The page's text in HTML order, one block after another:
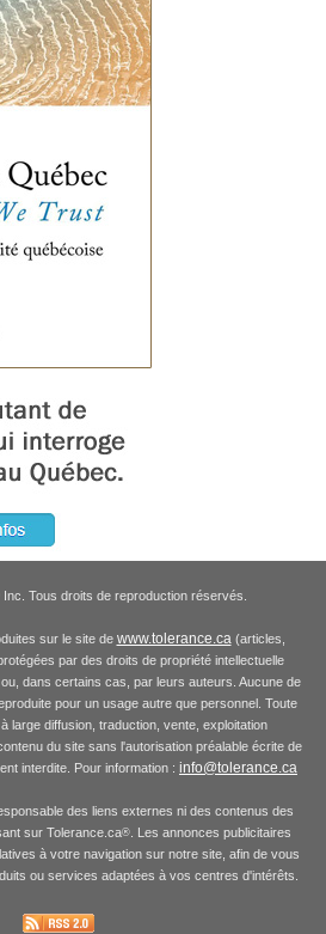
Inc. Tous droits de reproduction réservés.
sur le site de www.tolerance.ca(articles,
par des droits de propriété intellectuelle
ou, dans certains cas, par leurs auteurs. Aucune de
pour un usage autre que personnel. Toute
large diffusion, traduction, vente, exploitation
du site sans l'autorisation préalable écrite de
interdite. Pour information : info@tolerance.ca
des liens externes ni des contenus des
sur Tolerance.ca®. Les annonces publicitaires
à votre navigation sur notre site, afin de vous
ou services adaptées à vos centres d'intérêts.